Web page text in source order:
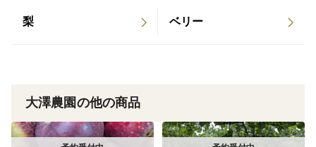
梨 ベリー
大澤農園の他の商品